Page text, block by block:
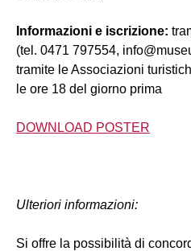
Informazioni e iscrizione:
(tel. 0471 797554,
tramite le Associazioni
le ore 18 del giorno prima
DOWNLOAD POSTER
Ulteriori informazioni:
Si offre la possibilità di